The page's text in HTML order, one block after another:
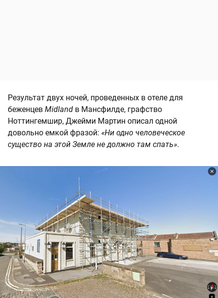
Результат двух ночей, проведенных в отеле для
беженцев Midland в Мансфилде, графство
Ноттингемшир, Джейми Мартин описал одной
довольно емкой фразой: «Ни одно человеческое
существо на этой Земле не должно там спать».